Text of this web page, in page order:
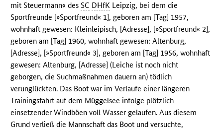
mit Steuermann« desSC DHfK Leipzig, bei dem die
Sportfreunde [»Sportfreund« 1], geboren am [Tag] 1957,
wohnhaft gewesen: Kleinleipisch, [Adresse], [»Sportfreund« 2],
geboren am [Tag] 1960, wohnhaft gewesen: Altenburg,
[Adresse], [»Sportfreund« 3], geboren am [Tag] 1956, wohnhaft
gewesen: Altenburg, [Adresse] (Leiche ist noch nicht
geborgen, die Suchmaßnahmen dauern an) tödlich
verunglückten. Das Boot war im Verlaufe einer längeren
Trainingsfahrt auf dem Müggelsee infolge plötzlich
einsetzender Windböen voll Wasser gelaufen. Aus diesem
Grund verließ die Mannschaft das Boot und versuchte,